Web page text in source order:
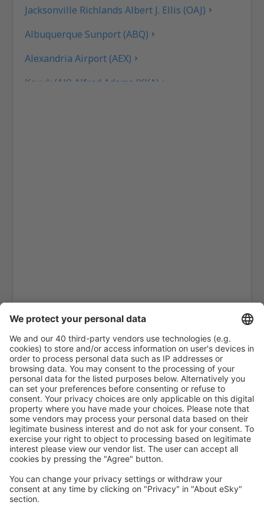
Jacksonville Richlands Albert J. Ellis (OAJ)
Albuquerque Sunport (ABQ)
Alexandria Airport (AEX)
Koyuk (AK) Alfred Adams (KKA)
Flughafen Angel Fire (AXX)
Angoon Seaplane Base (AGN)
Aniak Airport (ANI)
Durango
Ann Arbor Municipal Airport (ARB)
McKinleyville Arcata Eureka (ACV)
Flughafen Arctic Village (ARC)
Atka Airport (AKB)